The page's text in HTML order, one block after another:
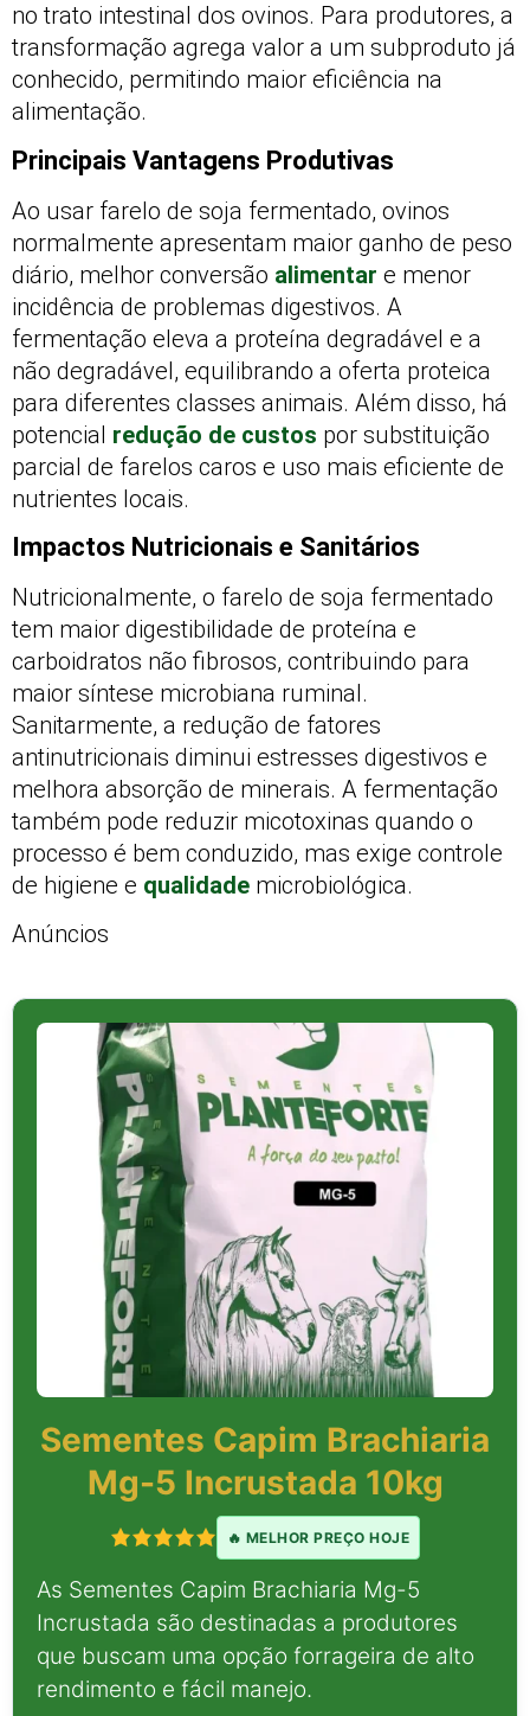
no trato intestinal dos ovinos. Para produtores, a
transformação agrega valor a um subproduto já
conhecido, permitindo maior eficiência na
alimentação.
Principais Vantagens Produtivas
Ao usar farelo de soja fermentado, ovinos
normalmente apresentam maior ganho de peso
diário, melhor conversão alimentar e menor
incidência de problemas digestivos. A
fermentação eleva a proteína degradável e a
não degradável, equilibrando a oferta proteica
para diferentes classes animais. Além disso, há
potencial redução de custos por substituição
parcial de farelos caros e uso mais eficiente de
nutrientes locais.
Impactos Nutricionais e Sanitários
Nutricionalmente, o farelo de soja fermentado
tem maior digestibilidade de proteína e
carboidratos não fibrosos, contribuindo para
maior síntese microbiana ruminal.
Sanitarmente, a redução de fatores
antinutricionais diminui estresses digestivos e
melhora absorção de minerais. A fermentação
também pode reduzir micotoxinas quando o
processo é bem conduzido, mas exige controle
de higiene e qualidade microbiológica.
Anúncios
Sementes Capim Brachiaria
Mg-5 Incrustada 10kg
🔥 MELHOR PREÇO HOJE
As Sementes Capim Brachiaria Mg-5
Incrustada são destinadas a produtores
que buscam uma opção forrageira de alto
rendimento e fácil manejo.